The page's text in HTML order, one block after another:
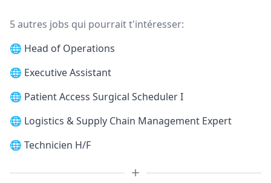
5 autres jobs qui pourrait t'intéresser:
🌐 Head of Operations
🌐 Executive Assistant
🌐 Patient Access Surgical Scheduler I
🌐 Logistics & Supply Chain Management Expert
🌐 Technicien H/F